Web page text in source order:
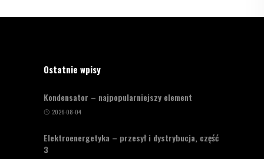
Ostatnie wpisy
Kondensator – najpopularniejszy element
2026-08-04
Elektroenergetyka – przesył i dystrybucja, część
3